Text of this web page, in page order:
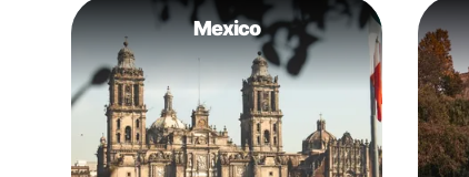
Mexico